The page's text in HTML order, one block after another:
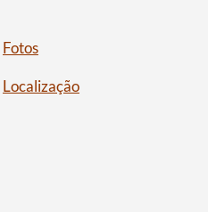
Fotos
Localização